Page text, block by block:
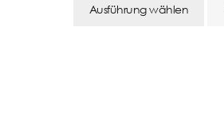
Ausführung wählen